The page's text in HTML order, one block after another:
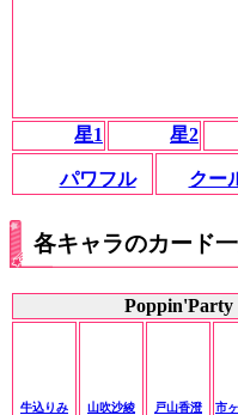
星1
星2
パワフル クー
各キャラのカード
Poppin'Party
牛込りみ 山吹沙綾 戸山香澄 市